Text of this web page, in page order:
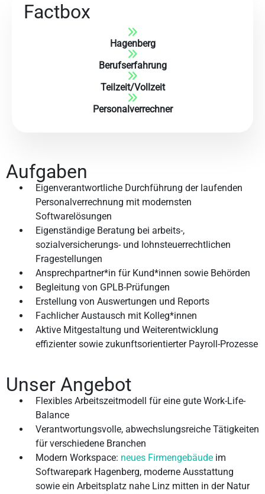
Factbox
Hagenberg
Berufserfahrung
Teilzeit/Vollzeit
Personalverrechner
Aufgaben
Eigenverantwortliche Durchführung der laufenden
Personalverrechnung mit modernsten
Softwarelösungen
Eigenständige Beratung bei arbeits-,
sozialversicherungs- und lohnsteuerrechtlichen
Fragestellungen
Ansprechpartner*in für Kund*innen sowie Behörden
Begleitung von GPLB-Prüfungen
Erstellung von Auswertungen und Reports
Fachlicher Austausch mit Kolleg*innen
Aktive Mitgestaltung und Weiterentwicklung
effizienter sowie zukunftsorientierter Payroll-Prozesse
Unser Angebot
Flexibles Arbeitszeitmodell für eine gute Work-Life-
Balance
Verantwortungsvolle, abwechslungsreiche Tätigkeiten
für verschiedene Branchen
Modern Workspace: neues Firmengebäude im
Softwarepark Hagenberg, moderne Ausstattung
sowie ein Arbeitsplatz nahe Linz mitten in der Natur